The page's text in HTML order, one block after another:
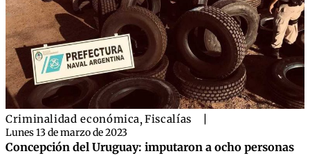
Criminalidad económica,Fiscalías
Lunes 13 de marzo de 2023
Concepción del Uruguay: imputaron a ocho personas